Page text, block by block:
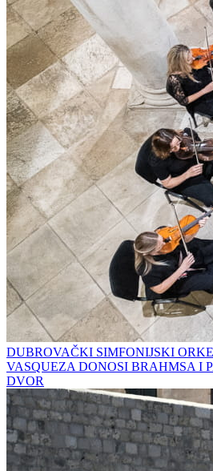
DUBROVAČKI SIMFONIJSKI
VASQUEZA DONOSI BRAHMSA I
DVOR